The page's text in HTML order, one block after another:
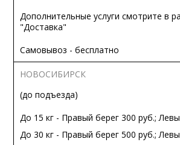
Дополнительные услуги смотрите в
"Доставка"
Самовывоз - бесплатно
НОВОСИБИРСК
(до подъезда)
До 15 кг - Правый берег 300 руб.;
До 30 кг - Правый берег 500 руб.;